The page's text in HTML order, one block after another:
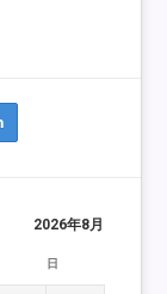
2026年8月
日